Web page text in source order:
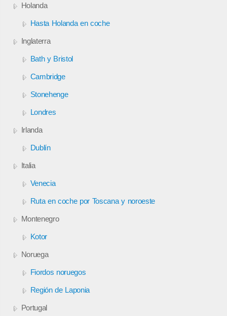
Holanda
Hasta Holanda en coche
Inglaterra
Bath y Bristol
Cambridge
Stonehenge
Londres
Irlanda
Dublín
Italia
Venecia
Ruta en coche por Toscana y noroeste
Montenegro
Kotor
Noruega
Fiordos noruegos
Región de Laponia
Portugal